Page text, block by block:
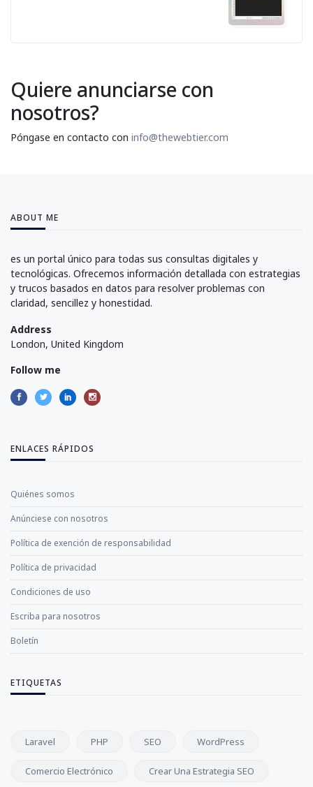
Quiere anunciarse con
nosotros?
Póngase en contacto con info@thewebtier.com
ABOUT ME
es un portal único para todas sus consultas digitales y
tecnológicas. Ofrecemos información detallada con estrategias
y trucos basados en datos para resolver problemas con
claridad, sencillez y honestidad.
Address
London, United Kingdom
Follow me
ENLACES RÁPIDOS
Quiénes somos
Anúnciese con nosotros
Política de exención de responsabilidad
Política de privacidad
Condiciones de uso
Escriba para nosotros
Boletín
ETIQUETAS
Laravel PHP SEO WordPress
Comercio Electrónico Crear Una Estrategia SEO